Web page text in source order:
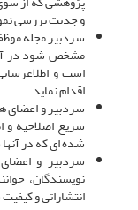
و جدیت بررسی
سردبیر مجله
مشخص شود در
است و
اقدام نماید.
سردبیر و اعضای
سریع اصلاحیه و
شده ای که در
سردبیر و
نویسندگان،
انتشاراتی و